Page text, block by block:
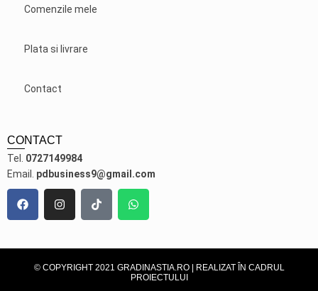
Comenzile mele
Plata si livrare
Contact
CONTACT
Tel. 0727149984
Email. pdbusiness9@gmail.com
© COPYRIGHT 2021 GRADINASTIA.RO | REALIZAT ÎN CADRUL
PROIECTULUI